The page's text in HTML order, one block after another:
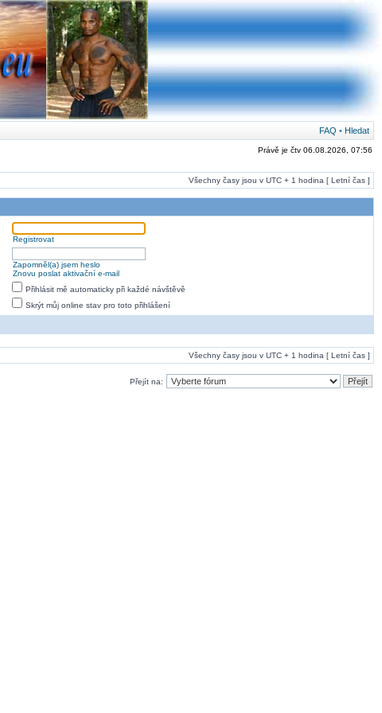
FAQ • Hledat
Právě je čtv 06.08.2026, 07:56
Všechny časy jsou v UTC + 1 hodina [ Letní čas ]
Registrovat
Zapomněl(a) jsem heslo
Znovu poslat aktivační e-mail
Přihlásit mě automaticky při každé návštěvě
Skrýt můj online stav pro toto přihlášení
Všechny časy jsou v UTC + 1 hodina [ Letní čas ]
Přejít na: